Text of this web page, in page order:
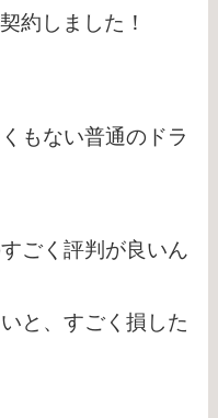
約しました！
もない普通のドラ
ごく評判が良いん
と、すごく損した